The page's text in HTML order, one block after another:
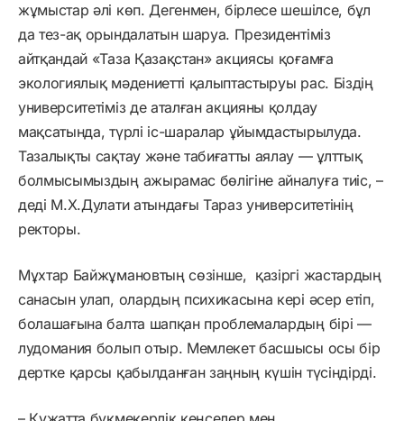
жұмыстар әлі көп. Дегенмен, бірлесе шешілсе, бұл
да тез-ақ орындалатын шаруа. Президентіміз
айтқандай «Таза Қазақстан» акциясы қоғамға
экологиялық мәдениетті қалыптастыруы рас. Біздің
университетіміз де аталған акцияны қолдау
мақсатында, түрлі іс-шаралар ұйымдастырылуда.
Тазалықты сақтау және табиғатты аялау — ұлттық
болмысымыздың ажырамас бөлігіне айналуға тиіс, –
деді М.Х.Дулати атындағы Тараз университетінің
ректоры.
Мұхтар Байжұмановтың сөзінше, қазіргі жастардың
санасын улап, олардың психикасына кері әсер етіп,
болашағына балта шапқан проблемалардың бірі —
лудомания болып отыр. Мемлекет басшысы осы бір
дертке қарсы қабылданған заңның күшін түсіндірді.